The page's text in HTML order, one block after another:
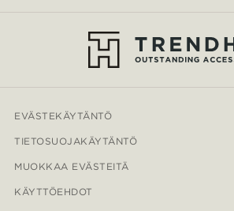
EVÄSTEKÄYTÄNTÖ
TIETOSUOJAKÄYTÄNTÖ
MUOKKAA EVÄSTEITÄ
KÄYTTÖEHDOT